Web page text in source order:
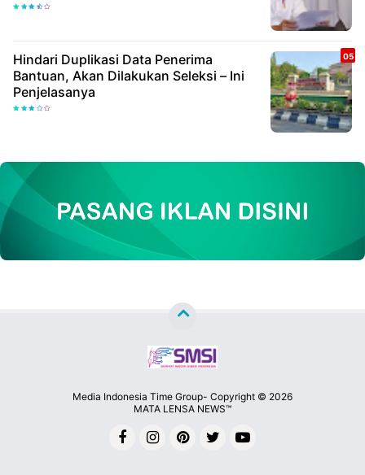
Hindari Duplikasi Data Penerima
Bantuan, Akan Dilakukan Seleksi – Ini
Penjelasanya
Media Indonesia Time Group- Copyright © 2026
MATA LENSA NEWS™
By
Raushan